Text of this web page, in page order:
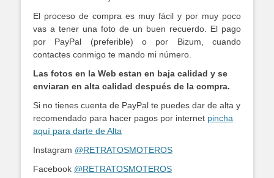
El proceso de compra es muy fácil y por muy poco
vas a tener una foto de un buen recuerdo. El pago
por PayPal (preferible) o por Bizum, cuando
contactes conmigo te mando mi número.
Las fotos en la Web estan en baja calidad y se
enviaran en alta calidad después de la compra.
Si no tienes cuenta de PayPal te puedes dar de alta y
recomendado para hacer pagos por internet pincha
aquí para darte de Alta
Instagram @RETRATOSMOTEROS
Facebook @RETRATOSMOTEROS